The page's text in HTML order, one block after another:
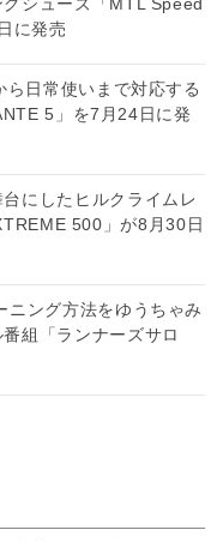
に発売
日常使いまで対応する
5」を7月24日に発
にしたヒルクライムレ
500」が8月30日
ニング方法をゆうちゃみ
組「ランナーズサロ